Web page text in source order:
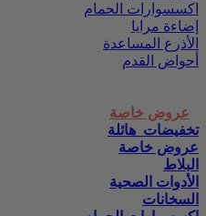
اكسسوارات الحمام
إضاءة مرايا
الأذرع المساعدة
أحواض القدم
عروض خاصة
تخفيضات_هائلة
عروض خاصة
البلاط
الأدوات الصحية
السخانات